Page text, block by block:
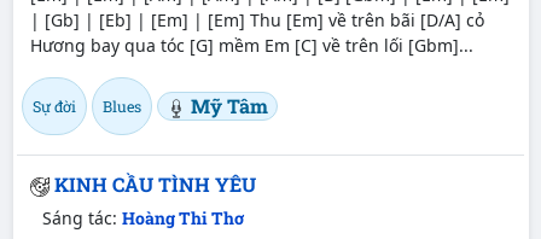
| [Gb] | [Eb] | [Em] | [Em] Thu [Em] về trên bãi [D/A] cỏ
Hương bay qua tóc [G] mềm Em [C] về trên lối [Gbm]...
Sự đời Blues Mỹ Tâm
KINH CẦU TÌNH YÊU
Sáng tác: Hoàng Thi Thơ